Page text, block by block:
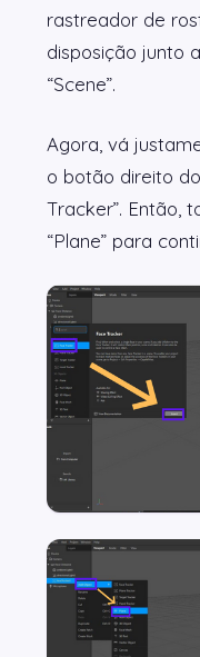
rastreador de
disposição junto
“Scene”.
Agora, vá
o botão direito
Tracker”. Então,
“Plane” para